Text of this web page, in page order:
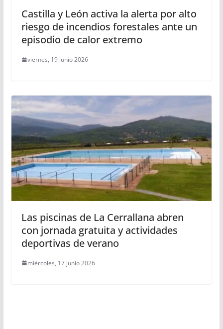
Castilla y León activa la alerta por alto
riesgo de incendios forestales ante un
episodio de calor extremo
viernes, 19 junio 2026
Las piscinas de La Cerrallana abren
con jornada gratuita y actividades
deportivas de verano
miércoles, 17 junio 2026